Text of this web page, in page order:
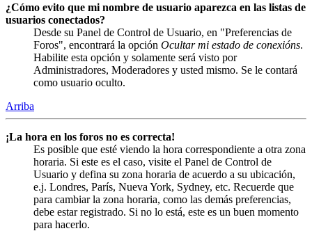
¿Cómo evito que mi nombre de usuario aparezca en las listas de
usuarios conectados?
Desde su Panel de Control de Usuario, en "Preferencias de
Foros", encontrará la opción Ocultar mi estado de conexións.
Habilite esta opción y solamente será visto por
Administradores, Moderadores y usted mismo. Se le contará
como usuario oculto.
Arriba
¡La hora en los foros no es correcta!
Es posible que esté viendo la hora correspondiente a otra zona
horaria. Si este es el caso, visite el Panel de Control de
Usuario y defina su zona horaria de acuerdo a su ubicación,
e.j. Londres, París, Nueva York, Sydney, etc. Recuerde que
para cambiar la zona horaria, como las demás preferencias,
debe estar registrado. Si no lo está, este es un buen momento
para hacerlo.